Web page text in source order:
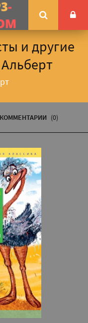
и другие
КОММЕНТАРИИ (0)